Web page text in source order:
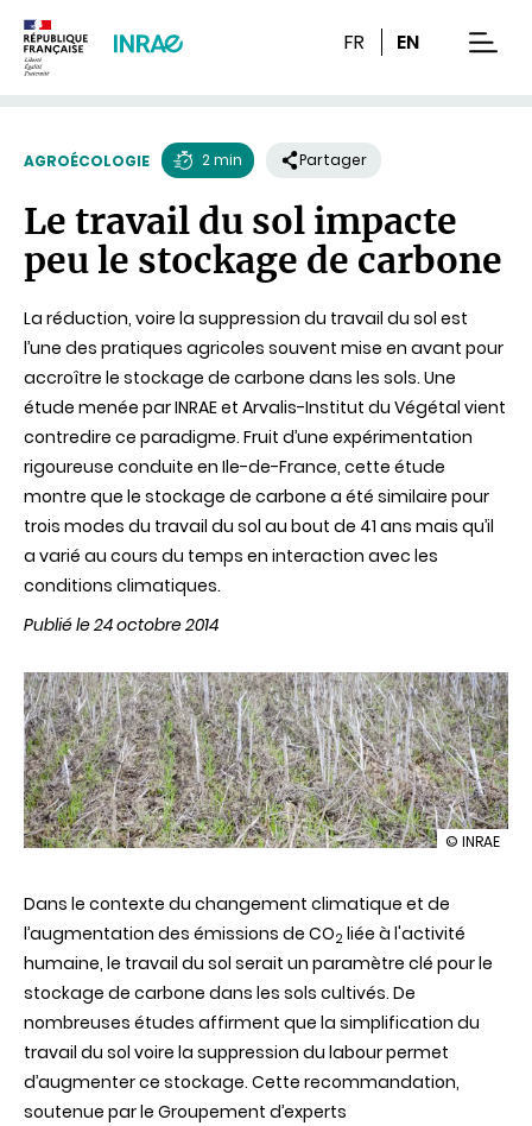
FR EN
AGROÉCOLOGIE
de
lecture
2 min Partager
Le travail du sol impacte
peu le stockage de carbone
La réduction, voire la suppression du travail du sol est
l’une des pratiques agricoles souvent mise en avant pour
accroître le stockage de carbone dans les sols. Une
étude menée par INRAE et Arvalis-Institut du Végétal vient
contredire ce paradigme. Fruit d’une expérimentation
rigoureuse conduite en Ile-de-France, cette étude
montre que le stockage de carbone a été similaire pour
trois modes du travail du sol au bout de 41 ans mais qu’il
a varié au cours du temps en interaction avec les
conditions climatiques.
Publié le 24 octobre 2014
illustration
du
sol
impacte
peu
de
© INRAE
Dans le contexte du changement climatique et de
l’augmentation des émissions de CO2 liée à l'activité
humaine, le travail du sol serait un paramètre clé pour le
stockage de carbone dans les sols cultivés. De
nombreuses études affirment que la simplification du
travail du sol voire la suppression du labour permet
d’augmenter ce stockage. Cette recommandation,
soutenue par le Groupement d’experts